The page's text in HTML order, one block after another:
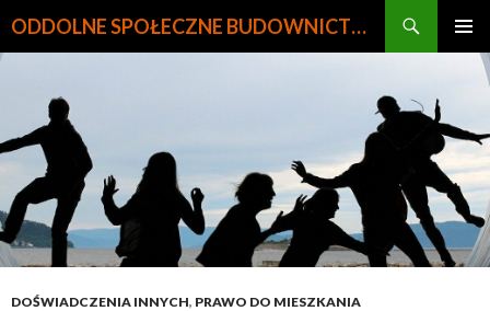
ODDOLNE SPOŁECZNE BUDOWNICTWO MIESZKANIOWE
MENU
DOŚWIADCZENIA INNYCH, PRAWO DO MIESZKANIA